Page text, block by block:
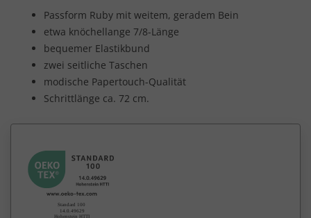
Passform Ruby mit weitem, geradem Bein
etwa knöchellange 7/8-Länge
bequemer Elastikbund
zwei seitliche Taschen
modische Papertouch-Qualität
Schrittlänge ca. 72 cm.